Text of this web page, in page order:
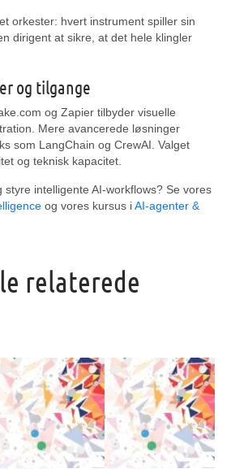
orkester: hvert instrument spiller sin
dirigent at sikre, at det hele klingler
og tilgange
og Zapier tilbyder visuelle
Mere avancerede løsninger
som LangChain og CrewAI. Valget
og teknisk kapacitet.
intelligente AI-workflows? Se vores
og vores kursus iAI-agenter &
relaterede